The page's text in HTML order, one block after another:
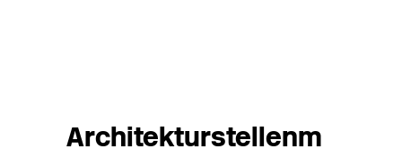
Architekturstellenm